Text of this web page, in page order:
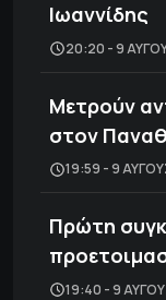
Ιωαννίδης
20:20 - 9
Μετρούν
στον
19:59 - 9
Πρώτη
19:40 - 9